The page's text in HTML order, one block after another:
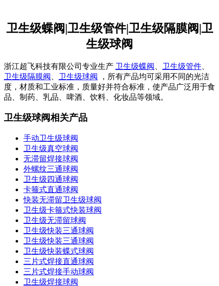
卫生级蝶阀|卫生级管件|卫生级隔膜阀|卫
生级球阀
浙江超飞科技有限公司专业生产 卫生级蝶阀 卫生级管件
卫生级隔膜阀
卫生级球阀
，所有产品均可采用不同的光洁
度，材质和工业标准，质量好并符合标准，使产品广泛用于食
品、制药、乳品、啤酒、饮料、化妆品等领域。
卫生级球阀相关产品
手动卫生级球阀
卫生级真空球阀
无滞留焊接球阀
外螺纹三通球阀
卫生级四通球阀
卡箍式直通球阀
快装无滞留卫生级球阀
卫生级卡箍式快装球阀
卫生级无滞留球阀
卫生级快装三通球阀
卫生级快装三通球阀
卫生级快装蝶式球阀
三片式焊接直通球阀
三片式焊接手动球阀
卫生级焊接球阀